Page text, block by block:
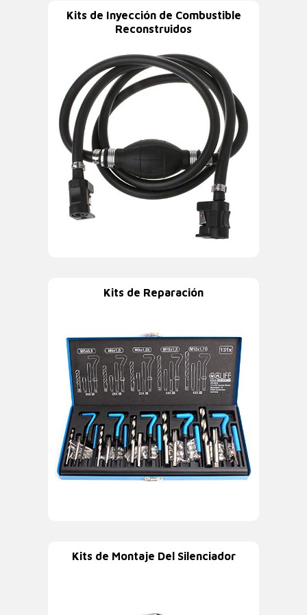
Kits de Inyección de Combustible
Reconstruidos
Kits de Reparación
Kits de Montaje Del Silenciador